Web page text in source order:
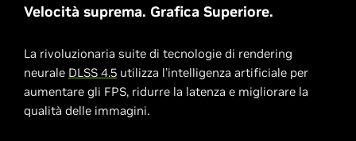
Velocità suprema. Grafica Superiore.
La rivoluzionaria suite di tecnologie di rendering
neurale DLSS 4.5 utilizza l'intelligenza artificiale per
aumentare gli FPS, ridurre la latenza e migliorare la
qualità delle immagini.